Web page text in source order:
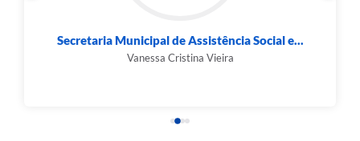
Secretaria Municipal de Assistência Social e...
Vanessa Cristina Vieira